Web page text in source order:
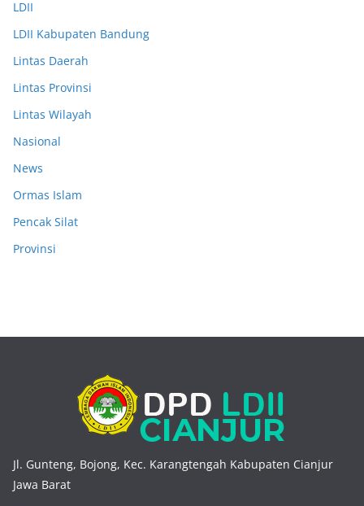
LDII
LDII Kabupaten Bandung
Lintas Daerah
Lintas Provinsi
Lintas Wilayah
Nasional
News
Ormas Islam
Pencak Silat
Provinsi
Jl. Gunteng, Bojong, Kec. Karangtengah Kabupaten Cianjur
Jawa Barat